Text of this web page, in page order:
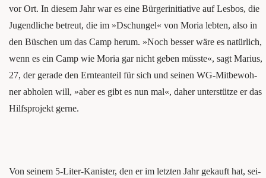
vor Ort. In die­sem Jahr war es eine Bür­ger­initia­ti­ve auf Les­bos, die
Jugend­li­che betreut, die im »Dschun­gel« von Moria leb­ten, also in
den Büschen um das Camp her­um. »Noch bes­ser wäre es natür­lich,
wenn es ein Camp wie Moria gar nicht geben müss­te«, sagt Mari­us,
27, der gera­de den Ern­te­an­teil für sich und sei­nen WG-Mit­be­woh­
ner abho­len will, »aber es gibt es nun mal«, daher unter­stüt­ze er das
Hilfs­pro­jekt gerne.
Von sei­nem 5‑Li­ter-Kanis­ter, den er im letz­ten Jahr gekauft hat, sei­